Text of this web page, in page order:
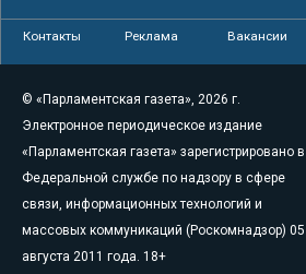
Контакты Реклама Вакансии
© «Парламентская газета», 2026 г.
Электронное периодическое издание
«Парламентская газета» зарегистрировано в
Федеральной службе по надзору в сфере
связи, информационных технологий и
массовых коммуникаций (Роскомнадзор) 05
августа 2011 года. 18+